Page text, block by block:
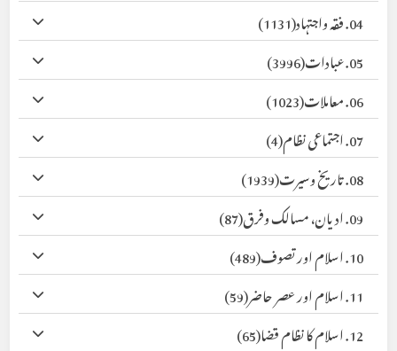
04. فقہ واجتہاد
(1131)
05. عبادات
(3996)
06. معاملات
(1023)
07. اجتماعی نظام
(4)
08. تاریخ وسیرت
(1939)
09. ادیان، مسالک وفرق
(87)
10. اسلام اور تصوف
(489)
11. اسلام اور عصر حاضر
(59)
12. اسلام کا نظام قضا
(65)